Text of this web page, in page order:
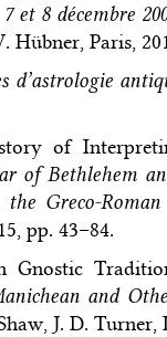
et 8 décembre
Hübner, Paris,
d’astrologie
of
of Bethlehem
Greco-
pp. 43–84.
Gnostic
and
J. D. Turner,